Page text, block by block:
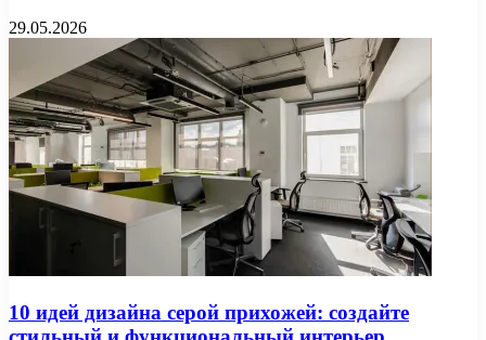
29.05.2026
10 идей дизайна серой прихожей: создайте